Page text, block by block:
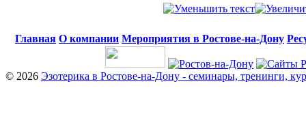
Главная О компании Мероприятия в Ростове-на-Дону
© 2026 Эзотерика в Ростове-на-Дону - семинары, тренинги,